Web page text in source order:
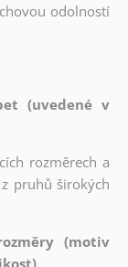
odolností
(uvedené v
rozměrech a
pruhů širokých
(motiv